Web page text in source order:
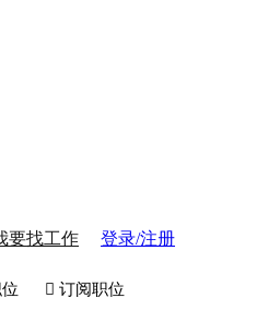
要找工作 登录/注册
 订阅职位